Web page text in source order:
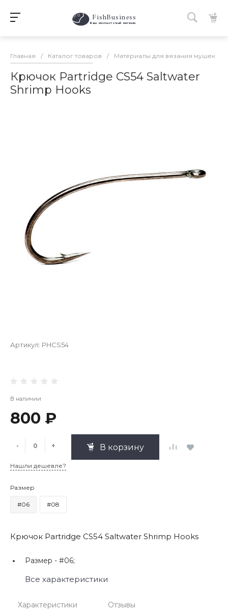
FishBusiness
Ваш нахлыстовый магазин
Главная / Каталог товаров / Материалы для вязания мушек
Крючок Partridge CS54 Saltwater
Shrimp Hooks
Артикул: PHCS54
В наличии
800 ₽
- + В корзину
Нашли дешевле?
Размер
#06 #08
Крючок Partridge CS54 Saltwater Shrimp Hooks
Размер - #06;
Все характеристики
Характеристики Отзывы